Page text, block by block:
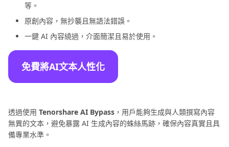
等。
原創內容，無抄襲且無語法錯誤。
一鍵 AI 內容繞過，介面簡潔且易於使用。
免費將AI文本人性化
透過使用 Tenorshare AI Bypass ，用戶能夠生成與人類撰寫內容
無異的文本，避免暴露 AI 生成內容的蛛絲馬跡，確保內容真實且具
備專業水準。